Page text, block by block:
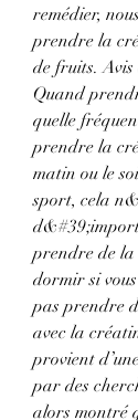
remédier,
prendre la
de fruits.
Quand
quelle
prendre la
matin ou le
sport, cela
prendre de
dormir si
pas prendre
avec la
provient
par des
alors montré